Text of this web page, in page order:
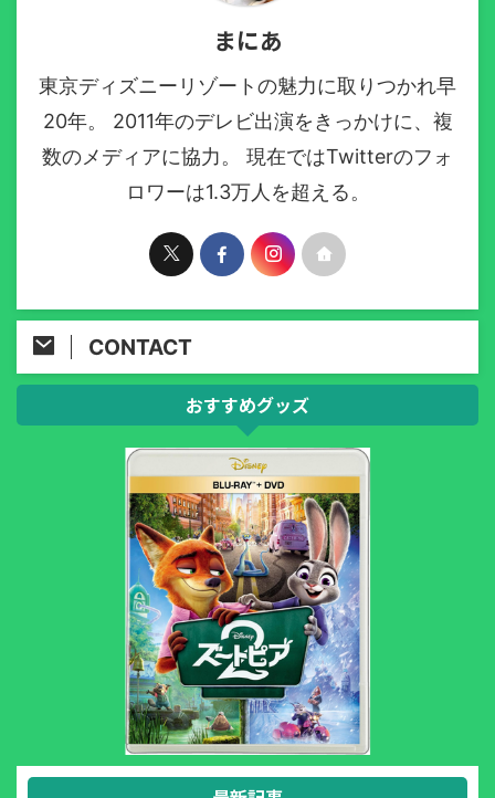
まにあ
東京ディズニーリゾートの魅力に取りつかれ早
20年。 2011年のデレビ出演をきっかけに、複
数のメディアに協力。 現在ではTwitterのフォ
ロワーは1.3万人を超える。
CONTACT
おすすめグッズ